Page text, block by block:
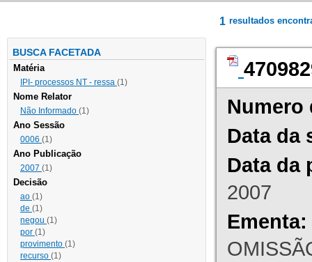
BUSCA FACETADA
Matéria
IPI- processos NT - ressa (1)
Nome Relator
Não Informado (1)
Ano Sessão
0006 (1)
Ano Publicação
2007 (1)
Decisão
ao (1)
de (1)
negou (1)
por (1)
provimento (1)
recurso (1)
1 resultados
Numero
Data da
Data da
2007
Ementa: